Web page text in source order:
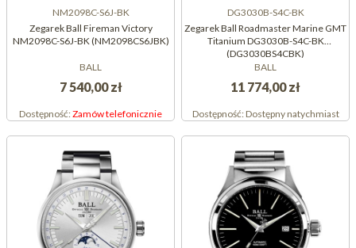
NM2098C-S6J-BK
Zegarek Ball Fireman Victory
NM2098C-S6J-BK (NM2098CS6JBK)
BALL
7 540,00 zł
Dostępność:Zamów telefonicznie
DG3030B-S4C-BK
Zegarek Ball Roadmaster Marine GMT
Titanium DG3030B-S4C-BK
(DG3030BS4CBK)
BALL
11 774,00 zł
Dostępność:Dostępny natychmiast